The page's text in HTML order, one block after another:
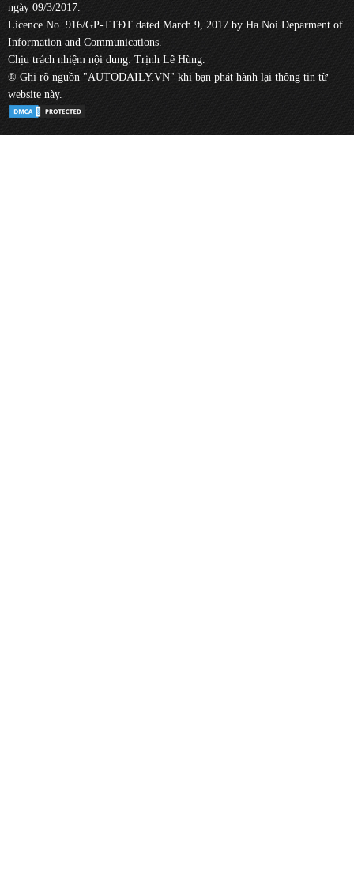
ngày 09/3/2017.
Licence No. 916/GP-TTĐT dated March 9, 2017 by Ha Noi Deparment of
Information and Communications.
Chịu trách nhiệm nội dung: Trịnh Lê Hùng.
® Ghi rõ nguồn "AUTODAILY.VN" khi bạn phát hành lại thông tin từ
website này.